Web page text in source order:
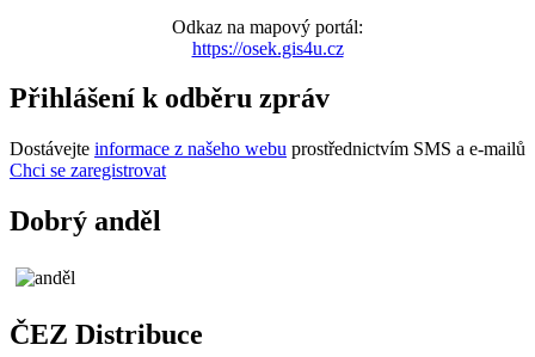
Odkaz na mapový portál:
https://osek.gis4u.cz
Přihlášení k odběru zpráv
Dostávejte informace z našeho webu prostřednictvím SMS a e-mailů
Chci se zaregistrovat
Dobrý anděl
ČEZ Distribuce